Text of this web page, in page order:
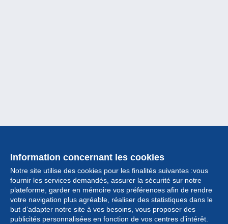
Information concernant les cookies
Notre site utilise des cookies pour les finalités suivantes :vous
fournir les services demandés, assurer la sécurité sur notre
plateforme, garder en mémoire vos préférences afin de rendre
votre navigation plus agréable, réaliser des statistiques dans le
but d’adapter notre site à vos besoins, vous proposer des
publicités personnalisées en fonction de vos centres d’intérêt.
Collection